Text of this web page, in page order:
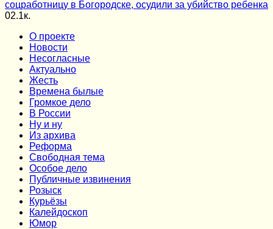
соцработницу в Богородске, осудили за убийство ребенка
02.1к.
О проекте
Новости
Несогласные
Актуально
Жесть
Времена былые
Громкое дело
В России
Ну и ну
Из архива
Реформа
Cвободная тема
Особое дело
Публичные извинения
Розыск
Курьёзы
Калейдоскоп
Юмор